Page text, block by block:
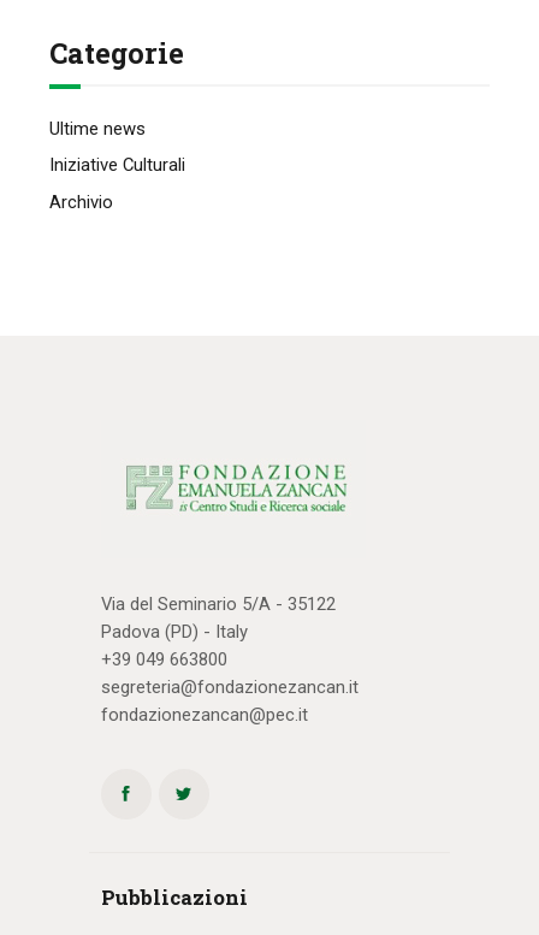
Categorie
Ultime news
Iniziative Culturali
Archivio
Via del Seminario 5/A - 35122
Padova (PD) - Italy
+39 049 663800
segreteria@fondazionezancan.it
fondazionezancan@pec.it
Pubblicazioni